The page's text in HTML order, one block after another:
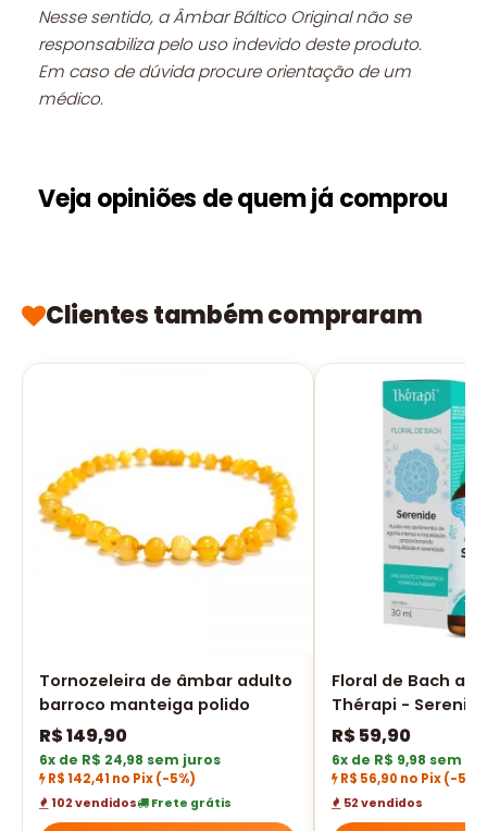
Nesse sentido, a Âmbar Báltico Original não se
responsabiliza pelo uso indevido deste produto.
Em caso de dúvida procure orientação de um
médico.
Veja opiniões de quem já comprou
Clientes também compraram
Tornozeleira de âmbar adulto
barroco manteiga polido
R$149,90
6x de R$ 24,98 sem juros
R$ 142,41 no Pix(-5%)
102 vendidos Frete grátis
Floral de Bach
Thérapi -
R$59,90
6x de R$ 9,98 sem
R$ 56,90 no Pix(-5%)
52 vendidos